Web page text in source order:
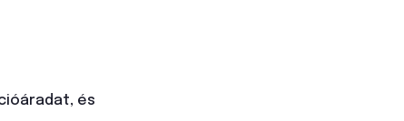
és